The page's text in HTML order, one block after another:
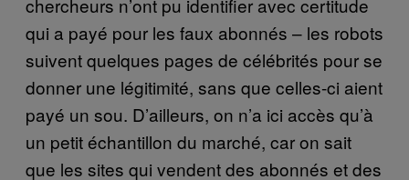
qui a payé pour les faux abonnés – les robots
suivent quelques pages de célébrités pour se
donner une légitimité, sans que celles-ci aient
payé un sou. D’ailleurs, on n’a ici accès qu’à
un petit échantillon du marché, car on sait
que les sites qui vendent des abonnés et des